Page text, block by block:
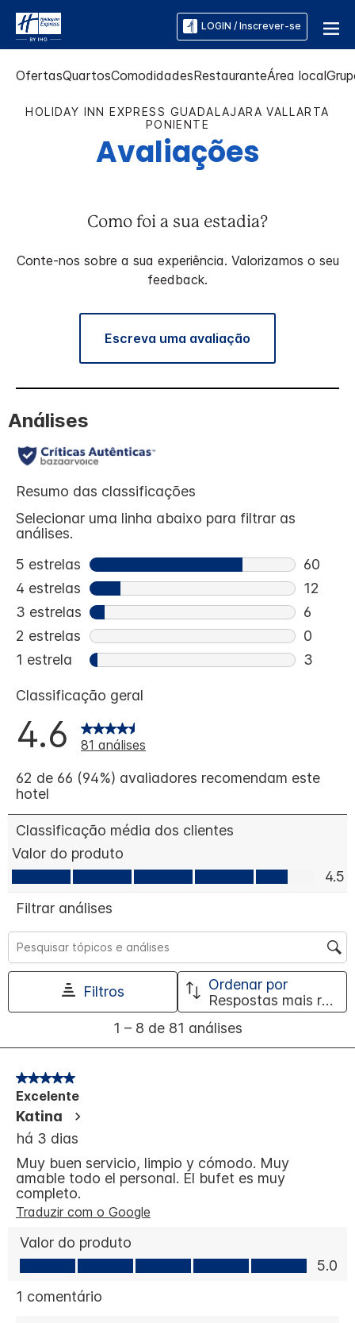
LOGIN / Inscrever-se
OfertasQuartosComodidadesRestauranteÁrea local
HOLIDAY INN EXPRESS GUADALAJARA VALLARTA
PONIENTE
Avaliações
Como foi a sua estadia?
Conte-nos sobre a sua experiência. Valorizamos o seu
feedback.
Escreva uma avaliação